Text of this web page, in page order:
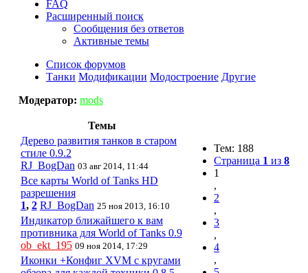
FAQ
Расширенный поиск
Сообщения без ответов
Активные темы
Список форумов
Танки Модификации Модостроение Другие
Модератор: mods
Тем: 188
Страница 1 из8
1
,
2
,
3
,
4
,
Темы
Дерево развития танков в старом
стиле 0.9.2
RJ_BogDan 03 авг 2014, 11:44
Все карты World of Tanks HD
разрешения
1, 2 RJ_BogDan 25 ноя 2013, 16:10
Индикатор ближайшего к вам
противника для World of Tanks 0.9
ob_ekt_195 09 ноя 2014, 17:29
Иконки +Конфиг XVM с кругами